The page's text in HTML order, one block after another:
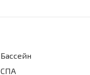
Бассейн
СПА